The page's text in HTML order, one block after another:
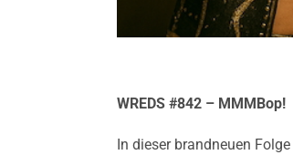
WREDS #842 – MMMBop!
In dieser brandneuen